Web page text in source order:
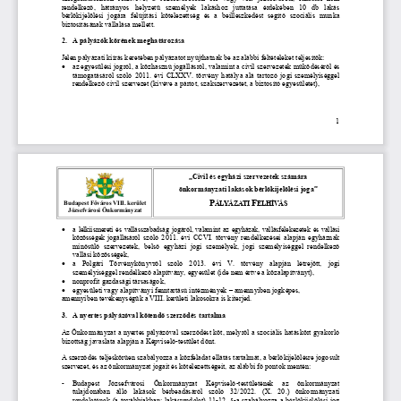
1
rendelkező,  hátrányos  helyzetű  személyek  lakáshoz  juttatása  érdekében  10  db  lakás
bérlőkijelölési  jogára  felújítási  kötelezettség  és  a  beilleszkedést  segítő  szociális  munka
biztosításának vállalása mellett.
2. A pályázók körének meghatározása
Jelen pályázati kiírás keretében pályázatot nyújthatnak be az alábbi feltételeket teljesítők:

az egyesülési jogról, a közhasznú jogállásról, valamint a civil szervezetek működéséről és
támogatásáról szóló 2011. évi CLXXV. törvény hatálya alá tartozó jogi személyiséggel
rendelkező civil szervezet (kivéve a pártot, szakszervezetet, a biztosító egyesületet),
Budapest Főváros VIII. kerület
Józsefvárosi Önkormányzat
„Civil és egyházi szervezetek számára
önkormányzati lakások bérlőkijelölési joga”
PÁLYÁZATI FELHÍVÁS

a lelkiismereti és vallásszabadság jogáról, valamint az egyházak, vallásfelekezetek és vallási
közösségek jogállásáról szóló 2011. évi CCVI. törvény rendelkezései alapján egyháznak
minősülő  szervezetek,  belső  egyházi  jogi  személyek,  jogi  személyiséggel  rendelkező
vallási közösségek,

a  Polgári  Törvénykönyvről  szóló  2013.  évi  V.  törvény  alapján  létrejött,  jogi
személyiséggel rendelkező alapítvány, egyesület (ide nem értve a közalapítványt),

nonprofit gazdasági társaságok,

egyesületi vagy alapítványi fenntartású intézmények – amennyiben jogképes,
amennyiben tevékenységük a VIII. kerületi lakosokra is kiterjed.
3. A nyertes pályázóval kötendő szerződés tartalma
Az Önkormányzat a nyertes pályázóval szerződést köt, melyről a szociális hatáskört gyakorló
bizottság javaslata alapján a Képviselő-testület dönt.
A szerződés teljeskörűen szabályozza a közfeladat ellátás tartalmát, a bérlőkijelölésre jogosult
szervezet, és az önkormányzat jogait és kötelezettségeit, az alábbi fő pontok mentén:
- Budapest  Józsefvárosi  Önkormányzat  Képviselő-testületének  az
önkormányzat
tulajdonában  álló  lakások  bérbeadásáról  szóló  32/2022.  (X.  20.)  önkormányzati
rendeletének (a továbbiakban: lakásrendelet) 11-12. §-a szabályozza a bérlőkijelölési jog